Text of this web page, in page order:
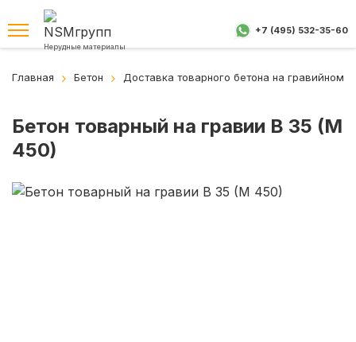
Нерудные материалы
+7 (495) 532-35-60
Главная Бетон Доставка товарного бетона на гравийном
Бетон товарный на гравии B 35 (M
450)